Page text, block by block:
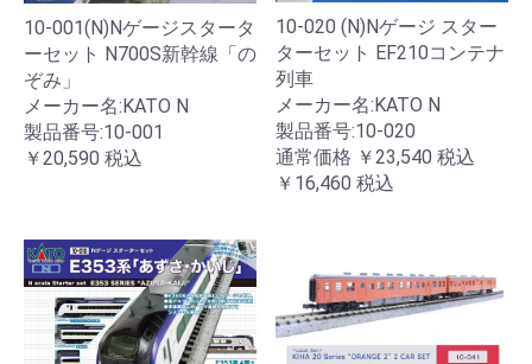
10-001(N)Nゲージスタータ
ーセット N700S新幹線「の
ぞみ」
メーカー名:KATO N
製品番号:10-001
￥20,590 税込
10-020 (N)Nゲージ スター
ターセット EF210コンテナ
列車
メーカー名:KATO N
製品番号:10-020
通常価格 ￥23,540 税込
￥16,460 税込